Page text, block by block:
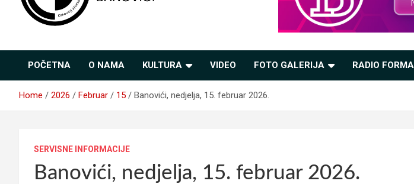
informisanje Banovići
POČETNA O NAMA KULTURA VIDEO FOTO GALERIJA RADIO FORMA
Home 2026 Februar 15 Banovići, nedjelja, 15. februar 2026.
SERVISNE INFORMACIJE
Banovići, nedjelja, 15. februar 2026.